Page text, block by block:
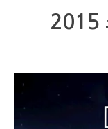
2015